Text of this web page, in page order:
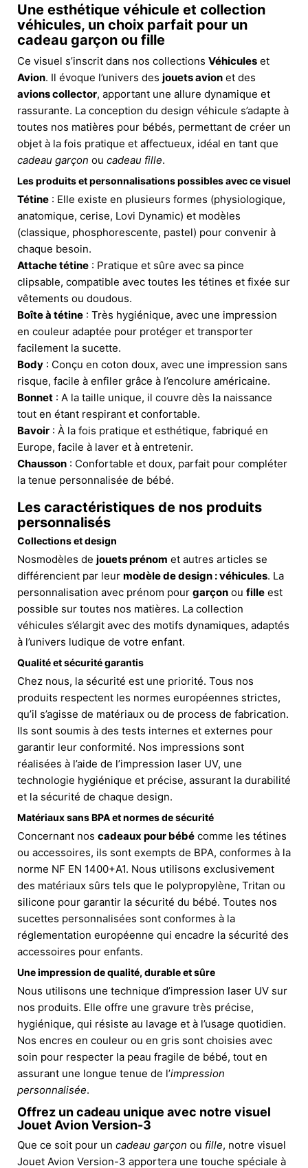
Une esthétique véhicule et collection
véhicules, un choix parfait pour un
cadeau garçon ou fille
Ce visuel s’inscrit dans nos collections Véhicules et
Avion. Il évoque l’univers des jouets avion et des
avions collector, apportant une allure dynamique et
rassurante. La conception du design véhicule s’adapte à
toutes nos matières pour bébés, permettant de créer un
objet à la fois pratique et affectueux, idéal en tant que
cadeau garçon ou cadeau fille.
Les produits et personnalisations possibles avec ce visuel
Tétine : Elle existe en plusieurs formes (physiologique,
anatomique, cerise, Lovi Dynamic) et modèles
(classique, phosphorescente, pastel) pour convenir à
chaque besoin.
Attache tétine : Pratique et sûre avec sa pince
clipsable, compatible avec toutes les tétines et fixée sur
vêtements ou doudous.
Boîte à tétine : Très hygiénique, avec une impression
en couleur adaptée pour protéger et transporter
facilement la sucette.
Body : Conçu en coton doux, avec une impression sans
risque, facile à enfiler grâce à l’encolure américaine.
Bonnet : A la taille unique, il couvre dès la naissance
tout en étant respirant et confortable.
Bavoir : À la fois pratique et esthétique, fabriqué en
Europe, facile à laver et à entretenir.
Chausson : Confortable et doux, parfait pour compléter
la tenue personnalisée de bébé.
Les caractéristiques de nos produits
personnalisés
Collections et design
Nosmodèles de jouets prénom et autres articles se
différencient par leur modèle de design : véhicules. La
personnalisation avec prénom pour garçon ou fille est
possible sur toutes nos matières. La collection
véhicules s’élargit avec des motifs dynamiques, adaptés
à l’univers ludique de votre enfant.
Qualité et sécurité garantis
Chez nous, la sécurité est une priorité. Tous nos
produits respectent les normes européennes strictes,
qu’il s’agisse de matériaux ou de process de fabrication.
Ils sont soumis à des tests internes et externes pour
garantir leur conformité. Nos impressions sont
réalisées à l’aide de l’impression laser UV, une
technologie hygiénique et précise, assurant la durabilité
et la sécurité de chaque design.
Matériaux sans BPA et normes de sécurité
Concernant nos cadeaux pour bébé comme les tétines
ou accessoires, ils sont exempts de BPA, conformes à la
norme NF EN 1400+A1. Nous utilisons exclusivement
des matériaux sûrs tels que le polypropylène, Tritan ou
silicone pour garantir la sécurité du bébé. Toutes nos
sucettes personnalisées sont conformes à la
réglementation européenne qui encadre la sécurité des
accessoires pour enfants.
Une impression de qualité, durable et sûre
Nous utilisons une technique d’impression laser UV sur
nos produits. Elle offre une gravure très précise,
hygiénique, qui résiste au lavage et à l’usage quotidien.
Nos encres en couleur ou en gris sont choisies avec
soin pour respecter la peau fragile de bébé, tout en
assurant une longue tenue de l’impression
personnalisée.
Offrez un cadeau unique avec notre visuel
Jouet Avion Version-3
Que ce soit pour un cadeau garçon ou fille, notre visuel
Jouet Avion Version-3 apportera une touche spéciale à